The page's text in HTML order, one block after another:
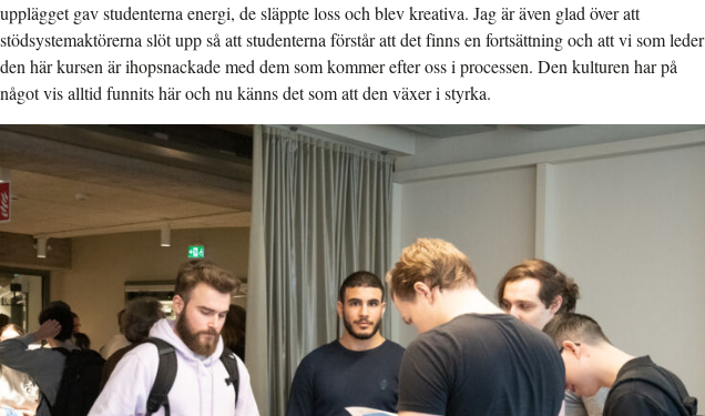
upplägget gav studenterna energi, de släppte loss och blev kreativa. Jag är även glad över att
stödsystemaktörerna slöt upp så att studenterna förstår att det finns en fortsättning och att vi som leder
den här kursen är ihopsnackade med dem som kommer efter oss i processen. Den kulturen har på
något vis alltid funnits här och nu känns det som att den växer i styrka.